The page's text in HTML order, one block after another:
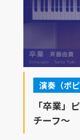
演奏（ポピ
「卒業」
チーフ～